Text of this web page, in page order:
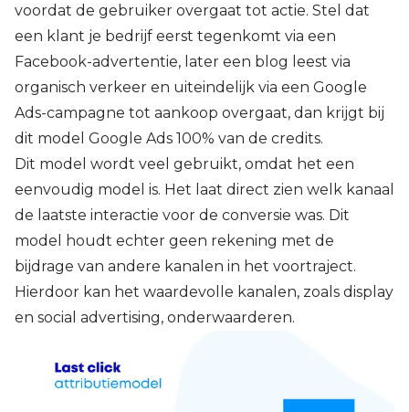
voordat de gebruiker overgaat tot actie. Stel dat
een klant je bedrijf eerst tegenkomt via een
Facebook-advertentie, later een blog leest via
organisch verkeer en uiteindelijk via een Google
Ads-campagne tot aankoop overgaat, dan krijgt bij
dit model Google Ads 100% van de credits.
Dit model wordt veel gebruikt, omdat het een
eenvoudig model is. Het laat direct zien welk kanaal
de laatste interactie voor de conversie was. Dit
model houdt echter geen rekening met de
bijdrage van andere kanalen in het voortraject.
Hierdoor kan het waardevolle kanalen, zoals display
en social advertising, onderwaarderen.